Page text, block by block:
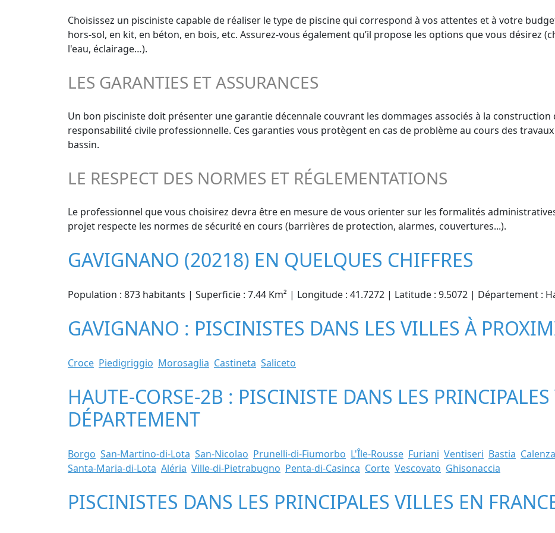
Choisissez un pisciniste capable de réaliser le type de piscine qui correspond à vos attentes et à votre
hors-sol, en kit, en béton, en bois, etc. Assurez-vous également qu’il propose les options que vous désirez
l'eau, éclairage…).
LES GARANTIES ET ASSURANCES
Un bon pisciniste doit présenter une garantie décennale couvrant les dommages associés à la
responsabilité civile professionnelle. Ces garanties vous protègent en cas de problème au cours des
bassin.
LE RESPECT DES NORMES ET RÉGLEMENTATIONS
Le professionnel que vous choisirez devra être en mesure de vous orienter sur les formalités
projet respecte les normes de sécurité en cours (barrières de protection, alarmes, couvertures...).
GAVIGNANO (20218) EN QUELQUES CHIFFRES
Population : 873 habitants | Superficie : 7.44 Km² | Longitude : 41.7272 | Latitude : 9.5072 | Département :
GAVIGNANO : PISCINISTES DANS LES VILLES À
Croce Piedigriggio Morosaglia Castineta Saliceto
HAUTE-CORSE-2B : PISCINISTE DANS LES
DÉPARTEMENT
Borgo San-Martino-di-Lota San-Nicolao Prunelli-di-Fiumorbo L'Île-Rousse Furiani Ventiseri Bastia
Santa-Maria-di-Lota Aléria Ville-di-Pietrabugno Penta-di-Casinca Corte Vescovato Ghisonaccia
PISCINISTES DANS LES PRINCIPALES VILLES EN